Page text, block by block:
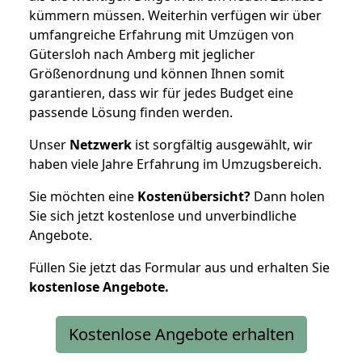
kümmern müssen. Weiterhin verfügen wir über
umfangreiche Erfahrung mit Umzügen von
Gütersloh nach Amberg mit jeglicher
Größenordnung und können Ihnen somit
garantieren, dass wir für jedes Budget eine
passende Lösung finden werden.
Unser Netzwerk ist sorgfältig ausgewählt, wir
haben viele Jahre Erfahrung im Umzugsbereich.
Sie möchten eine Kostenübersicht? Dann holen
Sie sich jetzt kostenlose und unverbindliche
Angebote.
Füllen Sie jetzt das Formular aus und erhalten Sie
kostenloseAngebote.
Kostenlose Angebote erhalten